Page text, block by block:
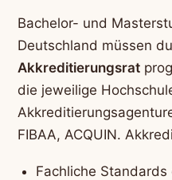
Bachelor- und
Deutschland müssen
Akkreditierungsrat
die jeweilige
FIBAA, ACQUIN.
Fachliche